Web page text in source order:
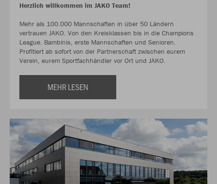
Herzlich willkommen im JAKO Team!
Mehr als 100.000 Mannschaften in über 50 Ländern
vertrauen JAKO. Von den Kreisklassen bis in die Champions
League. Bambinis, erste Mannschaften und Senioren.
Profitiert ab sofort von der Partnerschaft zwischen eurem
Verein, eurem Sportfachhändler vor Ort und JAKO.
MEHR LESEN